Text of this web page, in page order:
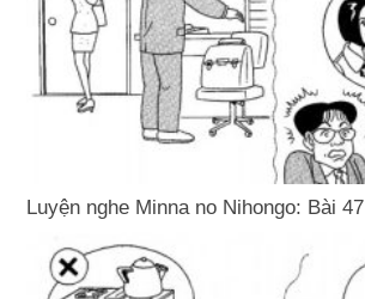
Luyện nghe Minna no Nihongo: Bài 47